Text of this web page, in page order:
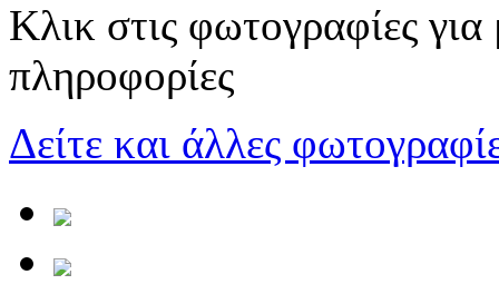
Κλικ στις φωτογραφίες
πληροφορίες
Δείτε και άλλες